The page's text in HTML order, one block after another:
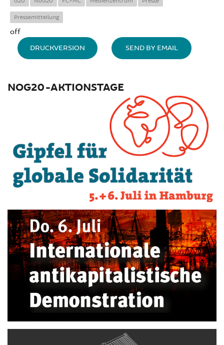
Pressemitteilung
off
DRUCKVERSION SEND BY EMAIL
NOG20-AKTIONSTAGE